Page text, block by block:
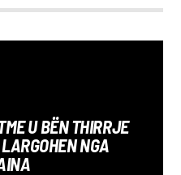
U BËN THIRRJE
NGA